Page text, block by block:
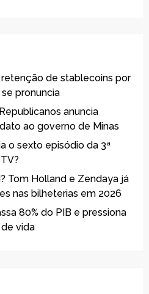
de stablecoins por
pronuncia
anuncia
ao governo de Minas
o sexto episódio da 3ª
Tom Holland e Zendaya já
nas bilheterias em 2026
80% do PIB e pressiona
vida